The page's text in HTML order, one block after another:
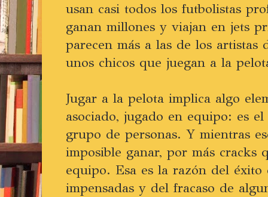
usan casi todos los futbolistas
ganan millones y viajan en jets
parecen más a las de los
unos chicos que juegan a la
Jugar a la pelota implica algo
asociado, jugado en equipo: es
grupo de personas. Y mientras
imposible ganar, por más cracks
equipo. Esa es la razón del éxito
impensadas y del fracaso de